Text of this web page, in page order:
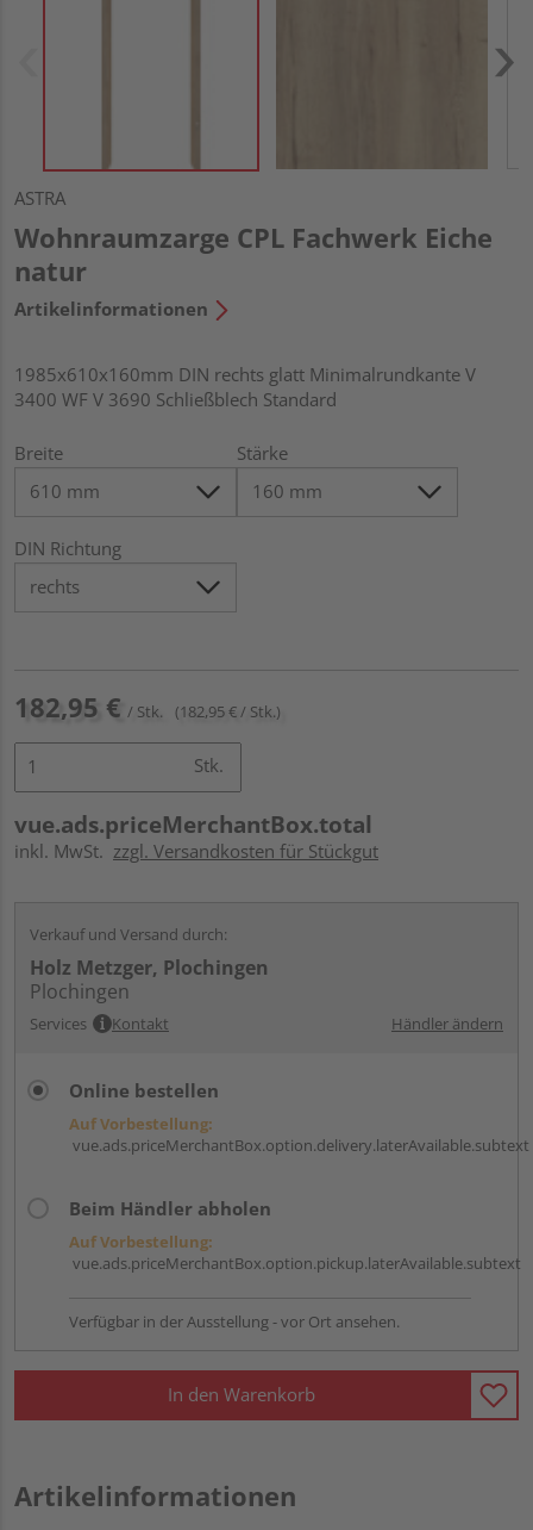
ASTRA
Wohnraumzarge CPL Fachwerk Eiche
natur
Artikelinformationen
1985x610x160mm DIN rechts glatt Minimalrundkante V
3400 WF V 3690 Schließblech Standard
Breite Stärke
DIN Richtung
182,95 € / Stk. (182,95 € / Stk.)
Stk.
vue.ads.priceMerchantBox.total
inkl. MwSt. zzgl. Versandkosten für Stückgut
Verkauf und Versand durch:
Holz Metzger, Plochingen
Plochingen
Services Kontakt Händler ändern
Online bestellen
Auf Vorbestellung:
vue.ads.priceMerchantBox.option.delivery.laterAvailable.subtext
Beim Händler abholen
Auf Vorbestellung:
vue.ads.priceMerchantBox.option.pickup.laterAvailable.subtext
Verfügbar in der Ausstellung - vor Ort ansehen.
In den Warenkorb
Artikelinformationen